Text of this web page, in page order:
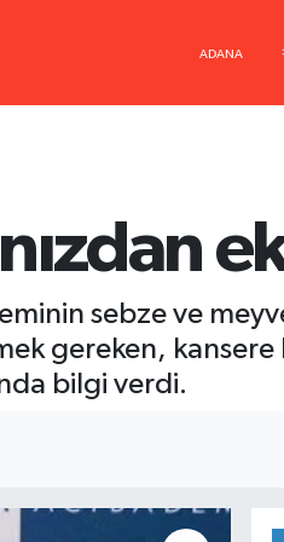
sebze ve
gereken, kansere
bilgi verdi.